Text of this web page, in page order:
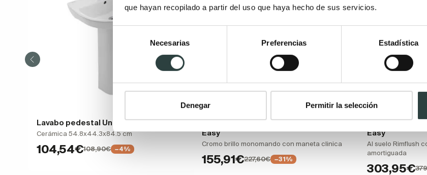
que hayan recopilado a partir del uso que haya hecho de sus servicios.
consentimiento
Necesarias Preferencias Estadística
Denegar Permitir la selección
Lavabo pedestal Unisan Sanidusa Easy
Cerámica 54.8x44.3x84.5 cm
104,54€108,90€ −4%
Grifo de lavabo PMR Unisan Sanindusa
Easy
Cromo brillo monomando con maneta clinica
155,91€227,60€ −31%
Pack inodoro +
Easy
Al suelo Rimflush
amortiguada
303,95€